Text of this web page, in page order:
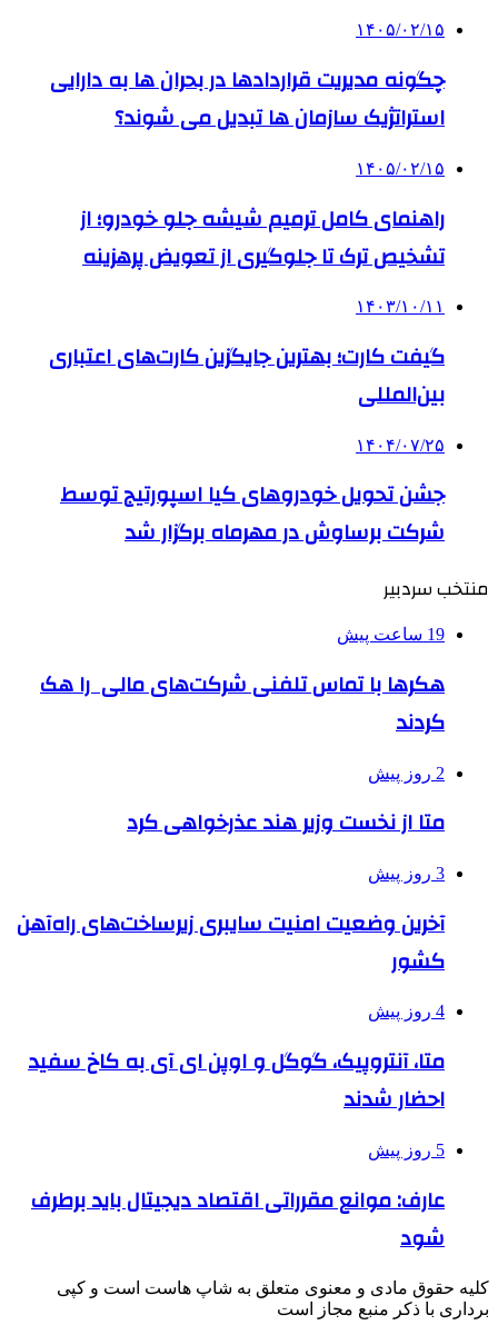
۱۴۰۵/۰۲/۱۵
چگونه مدیریت قراردادها در بحران ها به دارایی
استراتژیک سازمان ها تبدیل می شوند؟
۱۴۰۵/۰۲/۱۵
راهنمای کامل ترمیم شیشه جلو خودرو؛ از
تشخیص ترک تا جلوگیری از تعویض پرهزینه
۱۴۰۳/۱۰/۱۱
گیفت کارت؛ بهترین جایگزین کارت‌های اعتباری
بین‌المللی
۱۴۰۴/۰۷/۲۵
جشن تحویل خودروهای کیا اسپورتیج توسط
شرکت برساوش در مهرماه برگزار شد
منتخب سردبیر
19 ساعت پیش
هکرها با تماس تلفنی شرکت‌های مالی را هک
کردند
2 روز پیش
متا از نخست وزیر هند عذرخواهی کرد
3 روز پیش
آخرین وضعیت امنیت سایبری زیرساخت‌های راه‌آهن
کشور
4 روز پیش
متا، آنتروپیک، گوگل و اوپن ای آی به کاخ سفید
احضار شدند
5 روز پیش
عارف: موانع مقرراتی اقتصاد دیجیتال باید برطرف
شود
کلیه حقوق مادی و معنوی متعلق به شاپ هاست است و کپی
برداری با ذکر منبع مجاز است